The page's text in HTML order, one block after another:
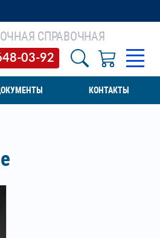
СПРАВОЧНАЯ
03-92
КОНТАКТЫ